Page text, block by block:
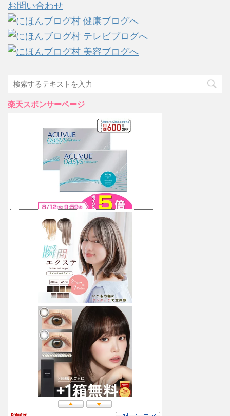
お問い合わせ
楽天スポンサーページ